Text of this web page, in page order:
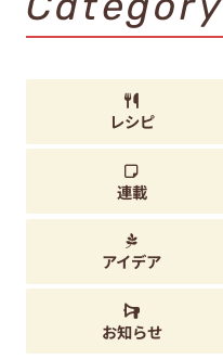
レシピ
連載
アイデア
お知らせ